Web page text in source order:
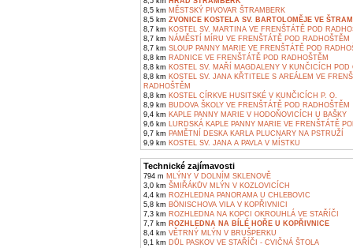
8,5 km MĚSTSKÝ PIVOVAR ŠTRAMBERK
8,5 km ZVONICE KOSTELA SV. BARTOLOMĚJE VE
8,7 km KOSTEL SV. MARTINA VE FRENŠTÁTĚ POD
8,7 km NÁMĚSTÍ MÍRU VE FRENŠTÁTĚ POD RADHOŠTĚM
8,7 km SLOUP PANNY MARIE VE FRENŠTÁTĚ POD
8,8 km RADNICE VE FRENŠTÁTĚ POD RADHOŠTĚM
8,8 km KOSTEL SV. MAŘÍ MAGDALENY V KUNČICÍCH POD
8,8 km KOSTEL SV. JANA KŘTITELE S AREÁLEM VE
RADHOŠTĚM
8,8 km KOSTEL CÍRKVE HUSITSKÉ V KUNČICÍCH P. O.
8,9 km BUDOVA ŠKOLY VE FRENŠTÁTĚ POD RADHOŠTĚM
9,4 km KAPLE PANNY MARIE V HODOŇOVICÍCH U BAŠKY
9,6 km LURDSKÁ KAPLE PANNY MARIE VE FRENŠTÁTĚ
9,7 km PAMĚTNÍ DESKA KARLA PLUCNARY NA PSTRUŽÍ
9,9 km KOSTEL SV. JANA A PAVLA V MÍSTKU
Technické zajímavosti
794 m MLÝNY V DOLNÍM SKLENOVĚ
3,0 km ŠMIŘÁKŮV MLÝN V KOZLOVICÍCH
4,4 km ROZHLEDNA PANORAMA U CHLEBOVIC
5,8 km BÖNISCHOVA VILA V KOPŘIVNICI
7,3 km ROZHLEDNA NA KOPCI OKROUHLÁ VE STAŘÍČI
7,7 km ROZHLEDNA NA BÍLÉ HOŘE U KOPŘIVNICE
8,4 km VĚTRNÝ MLÝN V BRUŠPERKU
9,1 km DŮL PASKOV VE STAŘÍČI - CVIČNÁ ŠTOLA